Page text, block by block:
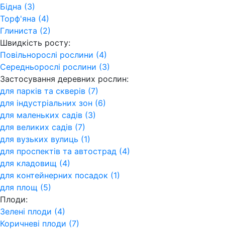
Бідна (3)
Торф'яна (4)
Глиниста (2)
Швидкість росту:
Повільнорослі рослини (4)
Середньорослі рослини (3)
Застосування деревних рослин:
для парків та скверів (7)
для індустріальних зон (6)
для маленьких садів (3)
для великих садів (7)
для вузьких вулиць (1)
для проспектів та автострад (4)
для кладовищ (4)
для контейнерних посадок (1)
для площ (5)
Плоди:
Зелені плоди (4)
Коричневі плоди (7)